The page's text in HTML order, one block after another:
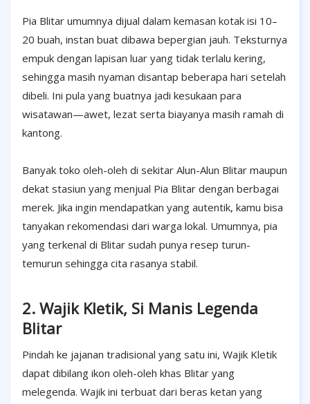
Pia Blitar umumnya dijual dalam kemasan kotak isi 10–
20 buah, instan buat dibawa bepergian jauh. Teksturnya
empuk dengan lapisan luar yang tidak terlalu kering,
sehingga masih nyaman disantap beberapa hari setelah
dibeli. Ini pula yang buatnya jadi kesukaan para
wisatawan—awet, lezat serta biayanya masih ramah di
kantong.
Banyak toko oleh-oleh di sekitar Alun-Alun Blitar maupun
dekat stasiun yang menjual Pia Blitar dengan berbagai
merek. Jika ingin mendapatkan yang autentik, kamu bisa
tanyakan rekomendasi dari warga lokal. Umumnya, pia
yang terkenal di Blitar sudah punya resep turun-
temurun sehingga cita rasanya stabil.
2. Wajik Kletik, Si Manis Legenda
Blitar
Pindah ke jajanan tradisional yang satu ini, Wajik Kletik
dapat dibilang ikon oleh-oleh khas Blitar yang
melegenda. Wajik ini terbuat dari beras ketan yang